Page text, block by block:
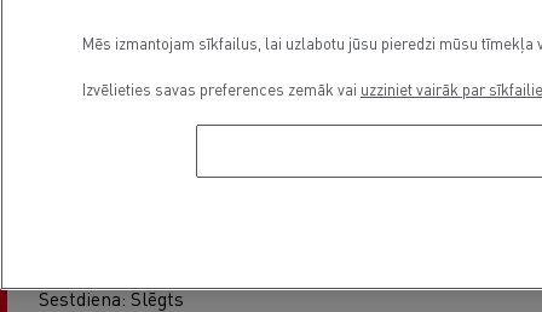
Ventspils, Kurzemes iela 40, LV - 3602
Sestdiena: Slēgts
Mēs izmantojam sīkfailus, lai uzlabotu jūsu pieredzi mūsu
Izvēlieties savas preferences zemāk vai uzziniet vairāk par